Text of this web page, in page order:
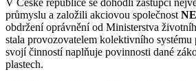
V České republice se dohodli zástupci
průmyslu a založili akciovou společnost
obdržení oprávnění od Ministerstva
stala provozovatelem kolektivního systému
svojí činností naplňuje povinnosti dané
plastech.